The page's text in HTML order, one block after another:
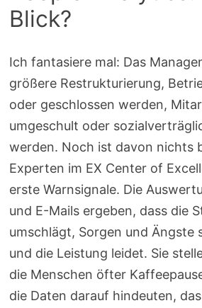
Blick?
Ich fantasiere mal: Das
größere Restrukturierung,
oder geschlossen werden,
umgeschult oder
werden. Noch ist davon nichts
Experten im EX Center of
erste Warnsignale. Die
und E-Mails ergeben, dass die
umschlägt, Sorgen und Ängste
und die Leistung leidet. Sie
die Menschen öfter
die Daten darauf hindeuten,